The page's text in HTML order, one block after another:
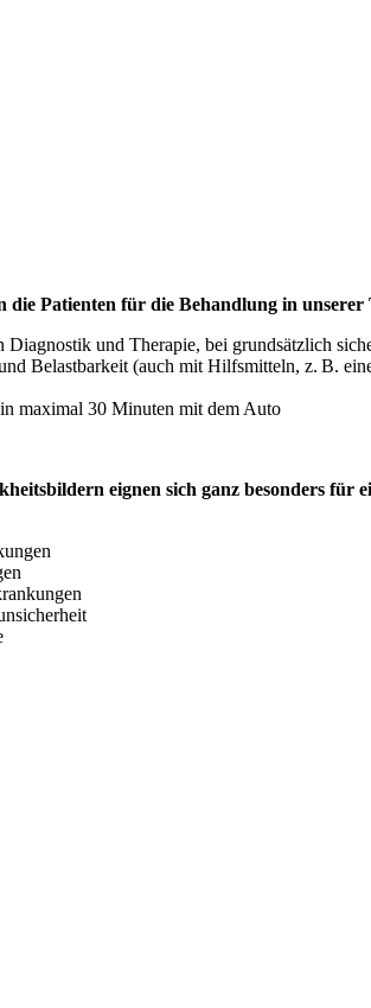
die Patienten für die Behandlung in
und Therapie, bei grundsätzlich
Belastbarkeit (auch mit Hilfsmitteln, z. B.
maximal 30 Minuten mit dem Auto
eignen sich ganz besonders für